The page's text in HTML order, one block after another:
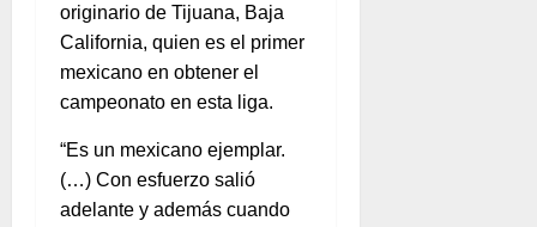
originario de Tijuana, Baja
California, quien es el primer
mexicano en obtener el
campeonato en esta liga.
“Es un mexicano ejemplar.
(…) Con esfuerzo salió
adelante y además cuando